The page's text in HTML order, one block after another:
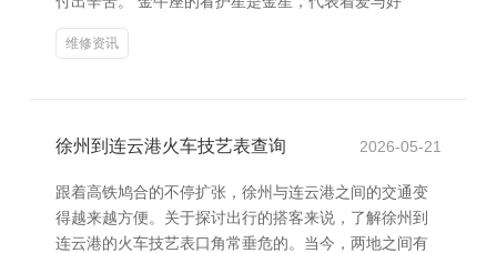
维修资讯
徐州到连云港火车技艺表查询 2026-05-21
跟着高铁鸠合的不停扩张，徐州与连云港之间的交通变
得越来越方便。关于探讨出行的搭客来说，了解徐州到
连云港的火车技艺表口角常垂危的。当今，两地之间有